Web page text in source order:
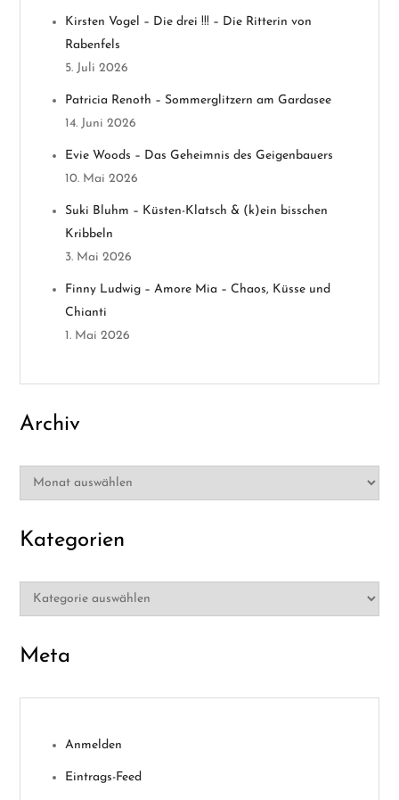
n
v
a
n
Kirsten Vogel – Die drei !!! – Die Ritterin von
Rabenfels
5. Juli 2026
Patricia Renoth – Sommerglitzern am Gardasee
14. Juni 2026
Evie Woods – Das Geheimnis des Geigenbauers
10. Mai 2026
Suki Bluhm – Küsten-Klatsch & (k)ein bisschen
Kribbeln
3. Mai 2026
Finny Ludwig – Amore Mia – Chaos, Küsse und
Chianti
1. Mai 2026
Archiv
Archiv
Kategorien
Kategorien
Meta
Anmelden
Eintrags-Feed